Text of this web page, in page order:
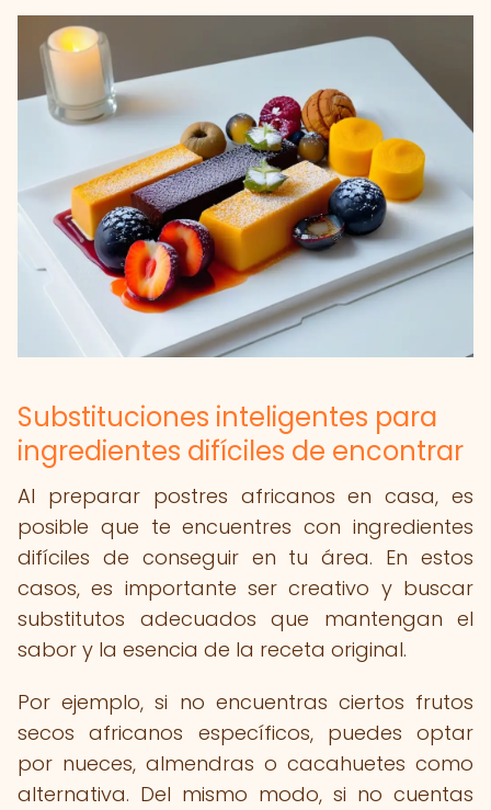
Substituciones inteligentes para
ingredientes difíciles de encontrar
Al preparar postres africanos en casa, es
posible que te encuentres con ingredientes
difíciles de conseguir en tu área. En estos
casos, es importante ser creativo y buscar
substitutos adecuados que mantengan el
sabor y la esencia de la receta original.
Por ejemplo, si no encuentras ciertos frutos
secos africanos específicos, puedes optar
por nueces, almendras o cacahuetes como
alternativa. Del mismo modo, si no cuentas